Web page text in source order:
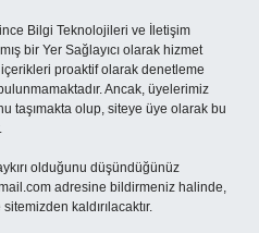
Bilgi Teknolojileri ve İletişim
bir Yer Sağlayıcı olarak hizmet
proaktif olarak denetleme
Ancak, üyelerimiz
taşımakta olup, siteye üye olarak bu
olduğunu düşündüğünüz
adresine bildirmeniz halinde,
kaldırılacaktır.